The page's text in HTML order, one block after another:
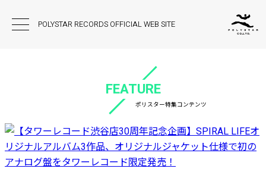
POLYSTAR RECORDS OFFICIAL WEB SITE
FEATURE
ポリスター特集コンテンツ